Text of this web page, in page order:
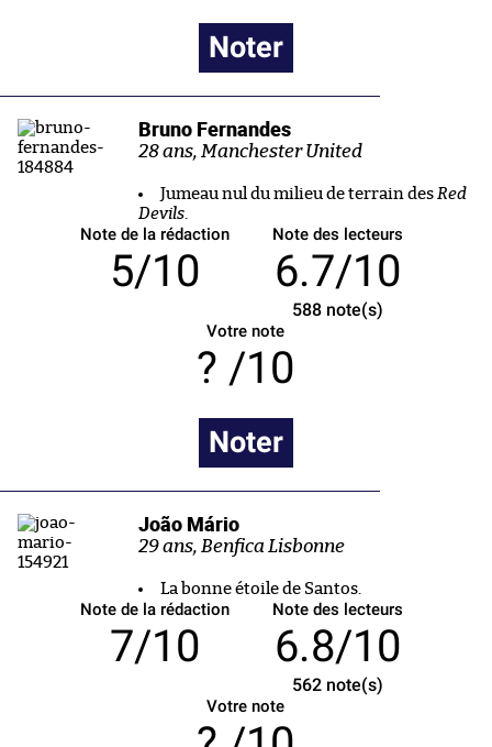
Noter
Bruno Fernandes
28 ans, Manchester United
Jumeau nul du milieu de terrain des Red
Devils
Note de la rédaction
5/10
Note des lecteurs
6.7/10
588note(s)
Votre note
/10
Noter
João Mário
29 ans, Benfica Lisbonne
La bonne étoile de Santos.
Note de la rédaction
7/10
Note des lecteurs
6.8/10
562note(s)
Votre note